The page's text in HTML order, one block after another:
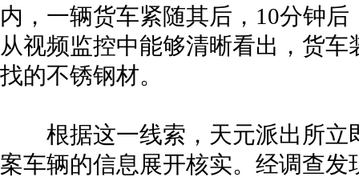
内，一辆货车紧随其后，10分钟
从视频监控中能够清晰看出，货
找的不锈钢材。
根据这一线索，天元派出所立
案车辆的信息展开核实。经调查